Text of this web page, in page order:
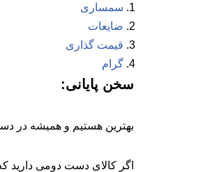
سمساری
ضایعات
قیمت گذاری
گرام
سخن پایانی:
بهترین هستیم و همیشه در
اگر کالای دست دومی دارید